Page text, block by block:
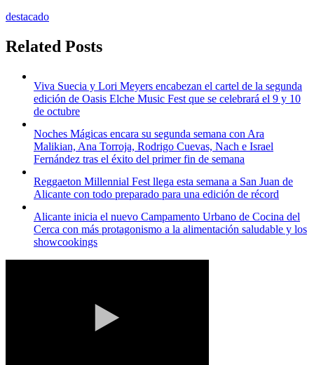
destacado
Related Posts
Viva Suecia y Lori Meyers encabezan el cartel de la segunda
edición de Oasis Elche Music Fest que se celebrará el 9 y 10
de octubre
Noches Mágicas encara su segunda semana con Ara
Malikian, Ana Torroja, Rodrigo Cuevas, Nach e Israel
Fernández tras el éxito del primer fin de semana
Reggaeton Millennial Fest llega esta semana a San Juan de
Alicante con todo preparado para una edición de récord
Alicante inicia el nuevo Campamento Urbano de Cocina del
Cerca con más protagonismo a la alimentación saludable y los
showcookings